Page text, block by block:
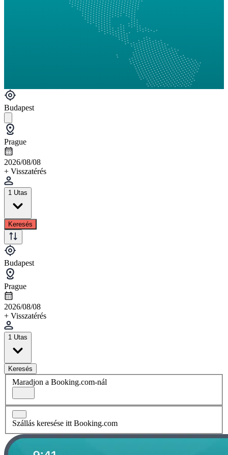
Budapest
Prague
2026/08/08
+ Visszatérés
1 Utas
Keresés
Budapest
Prague
2026/08/08
+ Visszatérés
1 Utas
Keresés
Maradjon a Booking.com-nál
Szállás keresése itt Booking.com